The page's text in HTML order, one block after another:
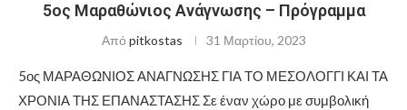
5ος Μαραθώνιος Ανάγνωσης – Πρόγραμμα
Από pitkostas 31 Μαρτίου, 2023
5ος ΜΑΡΑΘΩΝΙΟΣ ΑΝΑΓΝΩΣΗΣ ΓΙΑ ΤΟ ΜΕΣΟΛΟΓΓΙ ΚΑΙ ΤΑ
ΧΡΟΝΙΑ ΤΗΣ ΕΠΑΝΑΣΤΑΣΗΣ Σε έναν χώρο με συμβολική